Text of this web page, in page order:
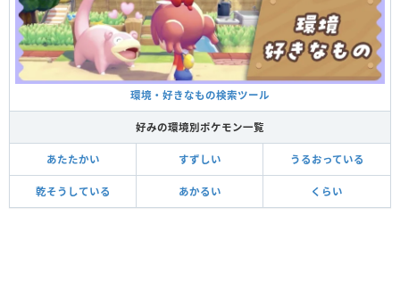
環境・好きなもの検索ツール
好みの環境別ポケモン一覧
あたたかい すずしい うるおっている
乾そうしている あかるい くらい